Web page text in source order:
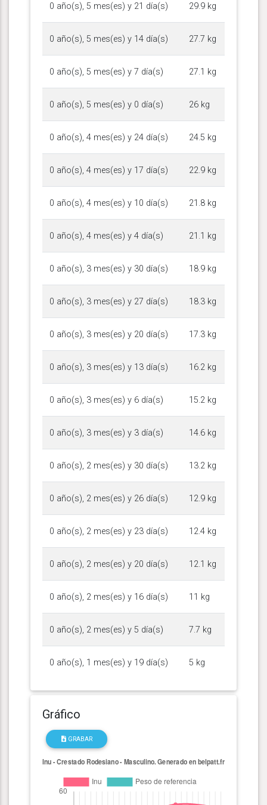
0 año(s), 5 mes(es) y 21 día(s) 29.9 kg
0 año(s), 5 mes(es) y 14 día(s) 27.7 kg
0 año(s), 5 mes(es) y 7 día(s) 27.1 kg
0 año(s), 5 mes(es) y 0 día(s) 26 kg
0 año(s), 4 mes(es) y 24 día(s) 24.5 kg
0 año(s), 4 mes(es) y 17 día(s) 22.9 kg
0 año(s), 4 mes(es) y 10 día(s) 21.8 kg
0 año(s), 4 mes(es) y 4 día(s) 21.1 kg
0 año(s), 3 mes(es) y 30 día(s) 18.9 kg
0 año(s), 3 mes(es) y 27 día(s) 18.3 kg
0 año(s), 3 mes(es) y 20 día(s) 17.3 kg
0 año(s), 3 mes(es) y 13 día(s) 16.2 kg
0 año(s), 3 mes(es) y 6 día(s) 15.2 kg
0 año(s), 3 mes(es) y 3 día(s) 14.6 kg
0 año(s), 2 mes(es) y 30 día(s) 13.2 kg
0 año(s), 2 mes(es) y 26 día(s) 12.9 kg
0 año(s), 2 mes(es) y 23 día(s) 12.4 kg
0 año(s), 2 mes(es) y 20 día(s) 12.1 kg
0 año(s), 2 mes(es) y 16 día(s) 11 kg
0 año(s), 2 mes(es) y 5 día(s) 7.7 kg
0 año(s), 1 mes(es) y 19 día(s) 5 kg
Gráfico
GRABAR